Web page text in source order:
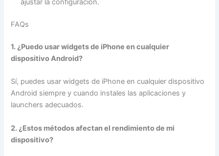
ajustar la configuración.
FAQs
1. ¿Puedo usar widgets de iPhone en cualquier
dispositivo Android?
Sí, puedes usar widgets de iPhone en cualquier dispositivo
Android siempre y cuando instales las aplicaciones y
launchers adecuados.
2. ¿Estos métodos afectan el rendimiento de mi
dispositivo?